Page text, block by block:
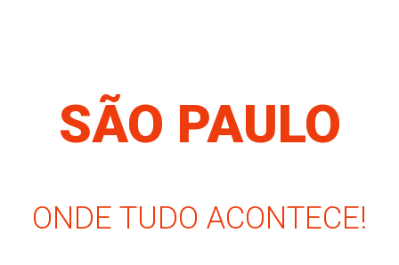
SÃO PAULO
ONDE TUDO ACONTECE!